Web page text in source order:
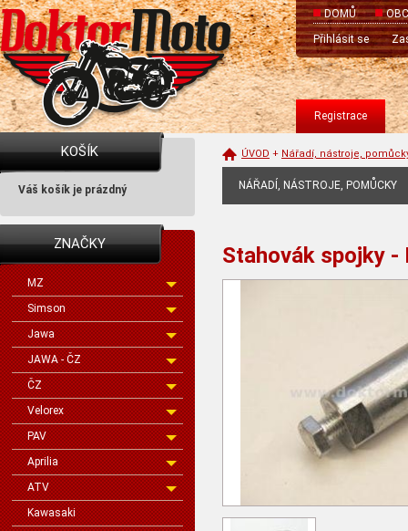
DOMŮ
Přihlásit se
Registrace
KOŠÍK
Váš košík je prázdný
ZNAČKY
MZ
Simson
Jawa
JAWA - ČZ
ČZ
Velorex
PAV
Aprilia
ATV
Kawasaki
ÚVOD + Nářadí, nástroje,
NÁŘADÍ, NÁSTROJE, POMŮCKY
Stahovák spojky -